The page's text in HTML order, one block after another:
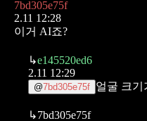
7bd305e75f
2.11 12:28
이거 AI죠?
↳e145520ed6
2.11 12:29
@7bd305e75f 얼굴 크기
↳7bd305e75f